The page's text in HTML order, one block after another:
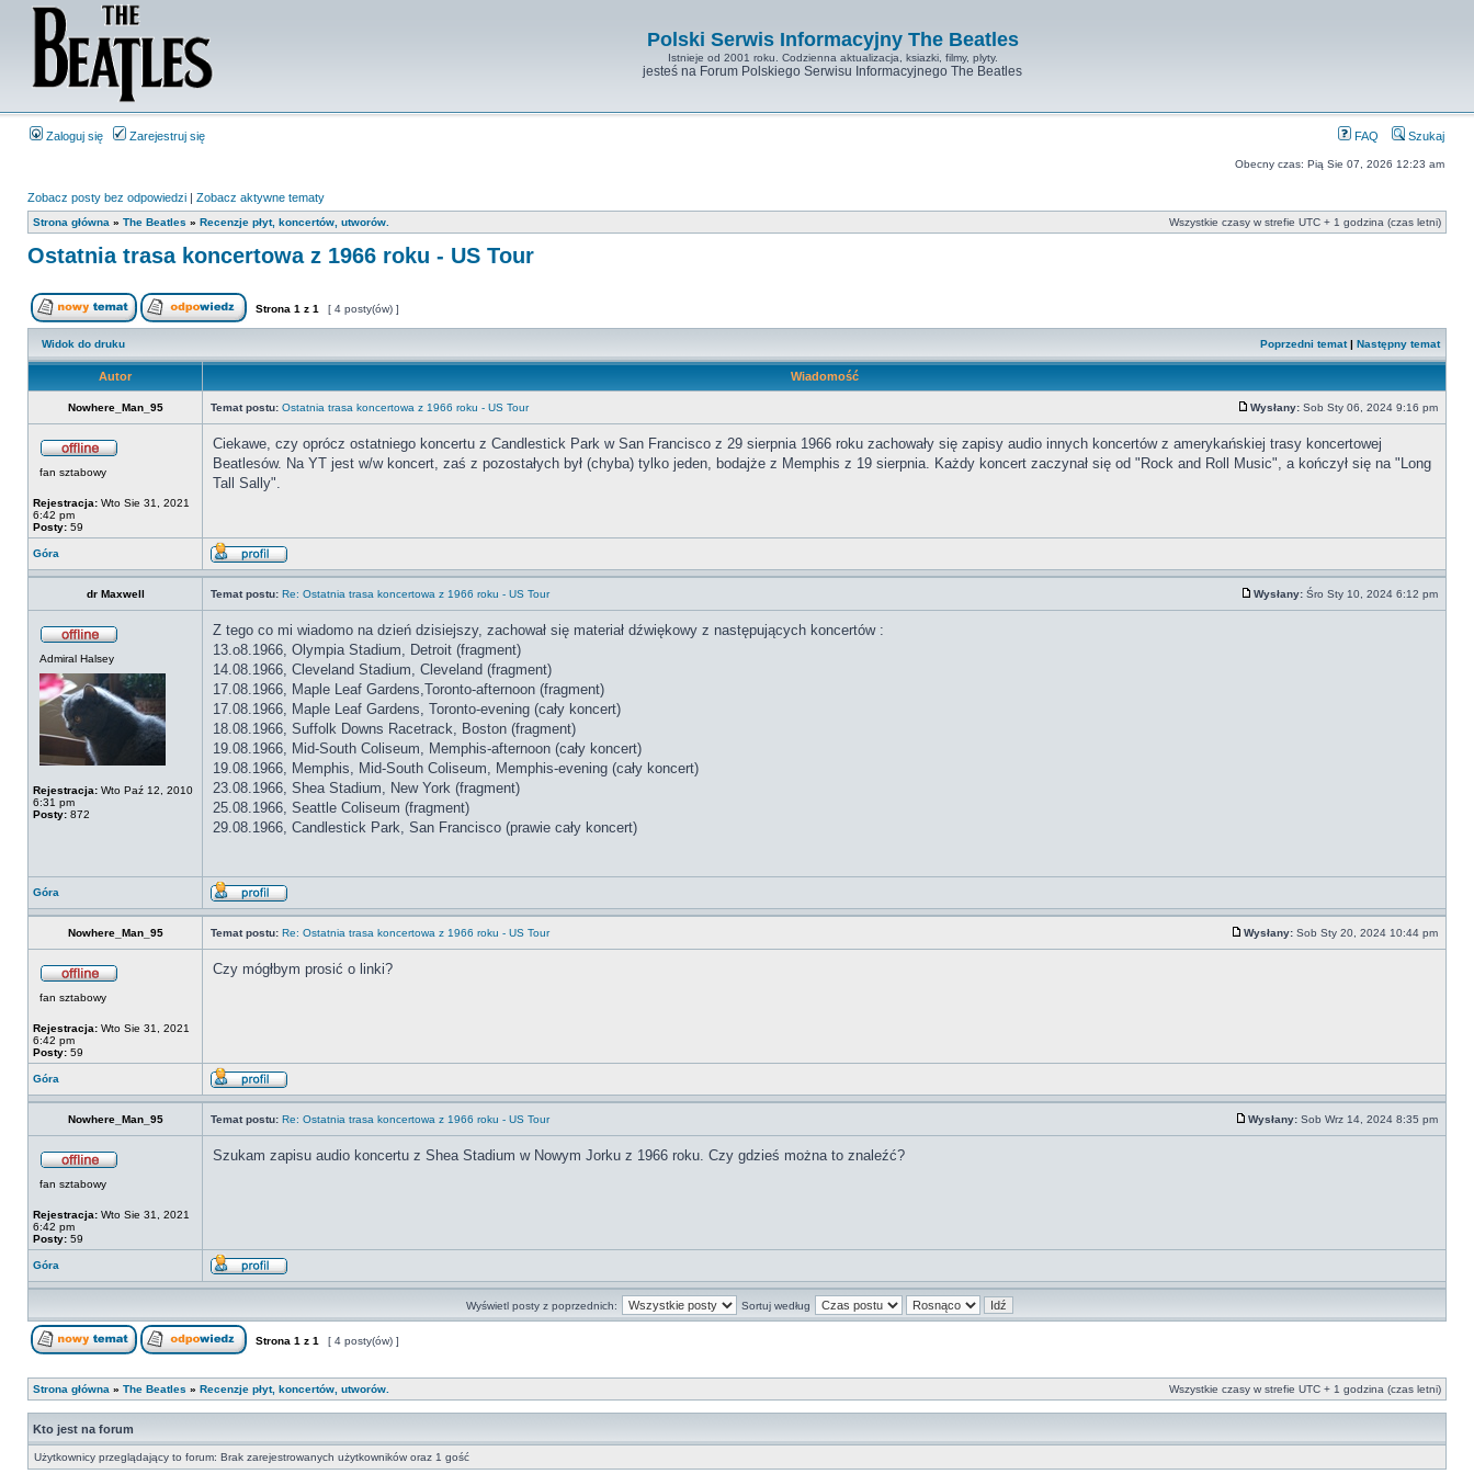
Polski Serwis Informacyjny The Beatles
Istnieje od 2001 roku. Codzienna aktualizacja, ksiazki, filmy, plyty.
jesteś na Forum Polskiego Serwisu Informacyjnego The Beatles
Zaloguj się Zarejestruj się FAQ Szukaj
Obecny czas: Pią Sie 07, 2026 12:23 am
Zobacz posty bez odpowiedzi | Zobacz aktywne tematy
Strona główna » The Beatles » Recenzje płyt, koncertów, utworów. Wszystkie czasy w strefie UTC + 1 godzina (czas letni)
Ostatnia trasa koncertowa z 1966 roku - US Tour
Strona 1 z 1 [ 4 posty(ów) ]
Widok do druku Poprzedni temat| Następny temat
Autor Wiadomość
Nowhere_Man_95 Temat postu: Ostatnia trasa koncertowa z 1966 roku - US Tour Wysłany: Sob Sty 06, 2024 9:16 pm
fan sztabowy
Rejestracja: Wto Sie 31, 2021
6:42 pm
Posty: 59
Ciekawe, czy oprócz ostatniego koncertu z Candlestick Park w San Francisco z 29 sierpnia 1966 roku zachowały się zapisy audio innych koncertów z amerykańskiej trasy koncertowej
Beatlesów. Na YT jest w/w koncert, zaś z pozostałych był (chyba) tylko jeden, bodajże z Memphis z 19 sierpnia. Każdy koncert zaczynał się od "Rock and Roll Music", a kończył się na "Long
Tall Sally".
Góra
dr Maxwell Temat postu: Re: Ostatnia trasa koncertowa z 1966 roku - US Tour Wysłany: Śro Sty 10, 2024 6:12 pm
Admiral Halsey
Rejestracja: Wto Paź 12, 2010
6:31 pm
Posty: 872
Z tego co mi wiadomo na dzień dzisiejszy, zachował się materiał dźwiękowy z następujących koncertów :
13.o8.1966, Olympia Stadium, Detroit (fragment)
14.08.1966, Cleveland Stadium, Cleveland (fragment)
17.08.1966, Maple Leaf Gardens,Toronto-afternoon (fragment)
17.08.1966, Maple Leaf Gardens, Toronto-evening (cały koncert)
18.08.1966, Suffolk Downs Racetrack, Boston (fragment)
19.08.1966, Mid-South Coliseum, Memphis-afternoon (cały koncert)
19.08.1966, Memphis, Mid-South Coliseum, Memphis-evening (cały koncert)
23.08.1966, Shea Stadium, New York (fragment)
25.08.1966, Seattle Coliseum (fragment)
29.08.1966, Candlestick Park, San Francisco (prawie cały koncert)
Góra
Nowhere_Man_95 Temat postu: Re: Ostatnia trasa koncertowa z 1966 roku - US Tour Wysłany: Sob Sty 20, 2024 10:44 pm
fan sztabowy
Rejestracja: Wto Sie 31, 2021
6:42 pm
Posty: 59
Czy mógłbym prosić o linki?
Góra
Nowhere_Man_95 Temat postu: Re: Ostatnia trasa koncertowa z 1966 roku - US Tour Wysłany: Sob Wrz 14, 2024 8:35 pm
fan sztabowy
Rejestracja: Wto Sie 31, 2021
6:42 pm
Posty: 59
Szukam zapisu audio koncertu z Shea Stadium w Nowym Jorku z 1966 roku. Czy gdzieś można to znaleźć?
Góra
Wyświetl posty z poprzednich: Sortuj według
Strona 1 z 1 [ 4 posty(ów) ]
Strona główna » The Beatles » Recenzje płyt, koncertów, utworów. Wszystkie czasy w strefie UTC + 1 godzina (czas letni)
Kto jest na forum
Użytkownicy przeglądający to forum: Brak zarejestrowanych użytkowników oraz 1 gość